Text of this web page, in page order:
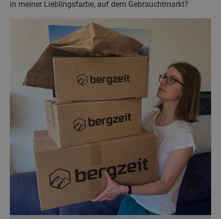
in meiner Lieblingsfarbe, auf dem Gebrauchtmarkt?